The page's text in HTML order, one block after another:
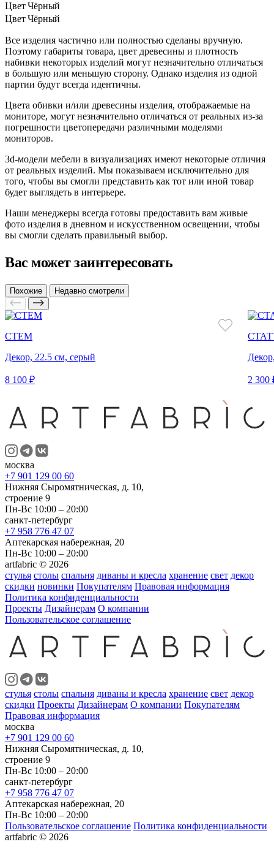
Цвет Чёрный
Цвет Чёрный
Все изделия частично или полностью сделаны вручную.
Поэтому габариты товара, цвет древесины и плотность
набивки некоторых изделий могут незначительно отличаться
в большую или меньшую сторону. Однако изделия из одной
партии будут всегда идентичны.
Цвета обивки и/или древесины изделия, отображаемые на
мониторе, могут незначительно отличаться от реальных из-за
погрешности цветопередачи различными моделями
мониторов.
3d-модели мебели в визуализациях имеют некоторые отличия
от реальных изделий. Мы показываем исключительно для
того, чтобы вы смогли представить как тот или иной товар
будет выглядеть в интерьере.
Наши менеджеры всегда готовы предоставить вам живые
фото изделия в дневном и искусственном освещении, чтобы
вы смогли сделать правильный выбор.
Вас может заинтересовать
Похожие Недавно смотрели
СТЕМ
Декор, 22.5 см, серый
8 100 ₽ 2 300
москва
+7 901 129 00 60
Нижняя Сыромятническая, д. 10,
строение 9
Пн-Вс 10:00 – 20:00
санкт-петербург
+7 958 776 47 07
Аптекарская набережная, 20
Пн-Вс 10:00 – 20:00
artfabric © 2026
стулья столы спальня диваны и кресла хранение свет декор
скидки новинки Покупателям Правовая информация
Политика конфиденциальности
Проекты Дизайнерам О компании
Пользовательское соглашение
стулья столы спальня диваны и кресла хранение свет декор
скидки Проекты Дизайнерам О компании Покупателям
Правовая информация
москва
+7 901 129 00 60
Нижняя Сыромятническая, д. 10,
строение 9
Пн-Вс 10:00 – 20:00
санкт-петербург
+7 958 776 47 07
Аптекарская набережная, 20
Пн-Вс 10:00 – 20:00
Пользовательское соглашение Политика конфиденциальности
artfabric © 2026